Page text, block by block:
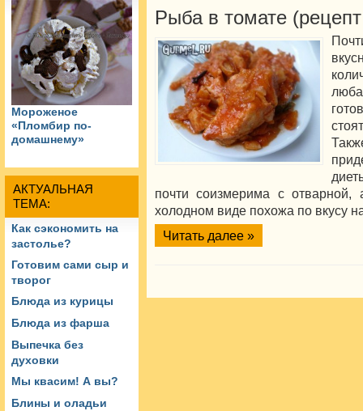
Мороженое
«Пломбир по-
домашнему»
АКТУАЛЬНАЯ
ТЕМА:
Как сэкономить на
застолье?
Готовим сами сыр и
творог
Блюда из курицы
Блюда из фарша
Выпечка без
духовки
Мы квасим! А вы?
Блины и оладьи
Рыба в томате
почти соизмерима с отварной,
холодном виде похожа по вкусу
Читать далее »